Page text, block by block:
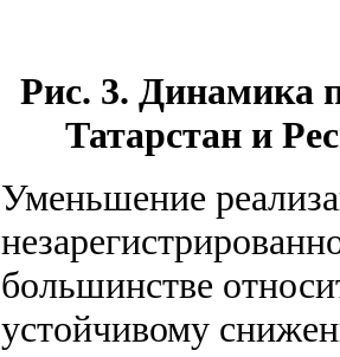
Рис. 3. Динамика
Татарстан и
Уменьшение
большинстве
устойчивому